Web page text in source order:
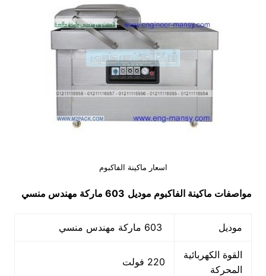
اسعار ماكينة الفاكبوم
مواصفات ماكينة الفاكبوم موديل 603 ماركة مهندس منسي
موديل
القوة الكهربائية
المحركة
220 فولت